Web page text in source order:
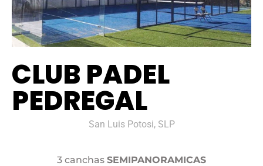
CLUB PADEL
PEDREGAL
San Luis Potosi, SLP
3 canchas SEMIPANORAMICAS